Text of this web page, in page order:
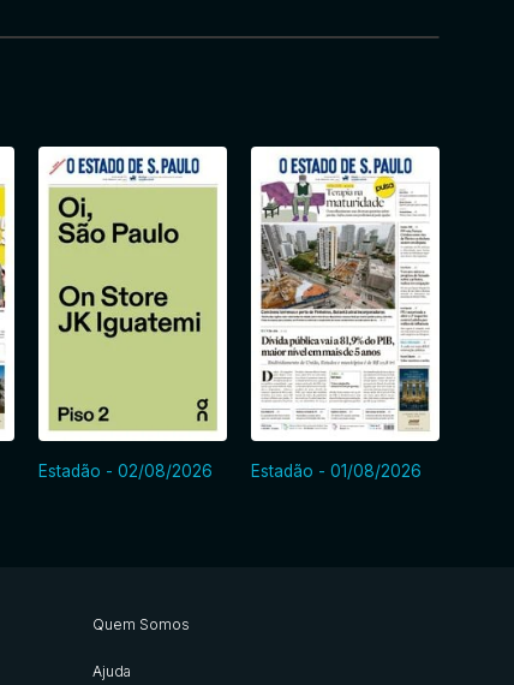
Estadão - 02/08/2026 Estadão - 01/08/2026
Quem Somos
Ajuda